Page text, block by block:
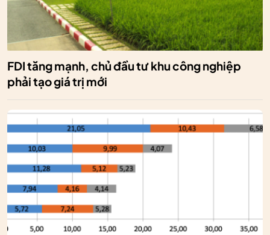
FDI tăng mạnh, chủ đầu tư khu công nghiệp
phải tạo giá trị mới